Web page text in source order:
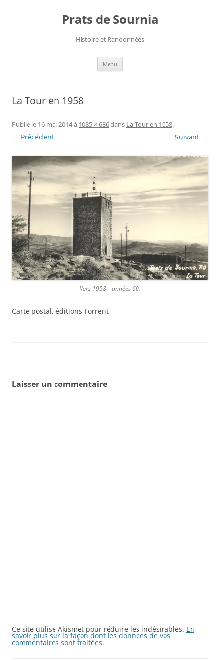
Prats de Sournia
Histoire et Randonnées
Menu
La Tour en 1958
Publié le 16 mai 2014à 1085 × 686dans La Tour en 1958.
← Précédent Suivant →
Vers 1958 – années 60.
Carte postal, éditions Torrent
Laisser un commentaire
Ce site utilise Akismet pour réduire les indésirables. En
savoir plus sur la façon dont les données de vos
commentaires sont traitées.